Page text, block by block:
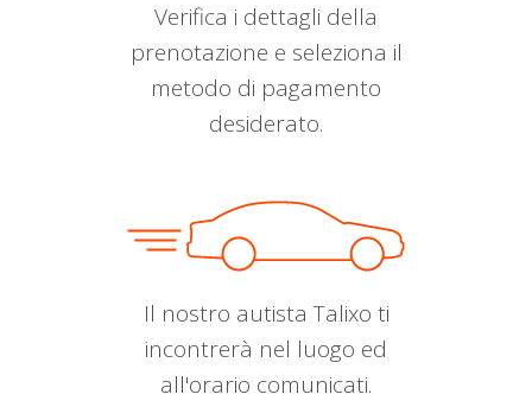
Verifica i dettagli della
prenotazione e seleziona il
metodo di pagamento
desiderato.
Il nostro autista Talixo ti
incontrerà nel luogo ed
all'orario comunicati.